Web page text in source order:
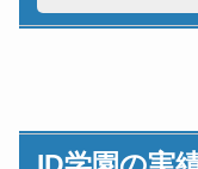
高品質な教育と